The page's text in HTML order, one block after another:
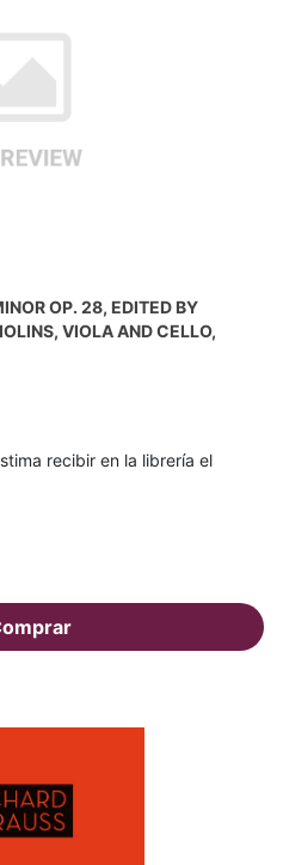
OP. 28, EDITED BY
VIOLA AND CELLO,
recibir en la librería el